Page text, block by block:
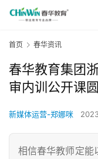
首页 春华资讯
春华教育集团
审内训公开课
新媒体运营-郑娜咪
相信春华教师定能